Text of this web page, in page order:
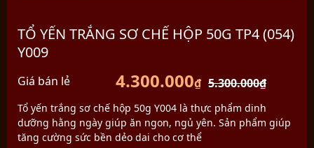
TỔ YẾN TRẮNG SƠ CHẾ HỘP 50G TP4 (054)
Y009
Giá bán lẻ 5.300.000₫
4.300.000₫
Tổ yến trắng sơ chế hộp 50g Y004 là thực phẩm dinh
dưỡng hằng ngày giúp ăn ngon, ngủ yên. Sản phẩm giúp
tăng cường sức bền dẻo dai cho cơ thể